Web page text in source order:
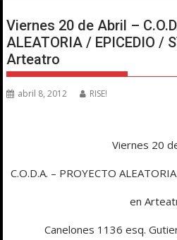
Viernes 20 de Abril –
ALEATORIA / EPICEDIO /
Arteatro
abril 8, 2012 RISE!
Viernes 20
C.O.D.A. – PROYECTO
en
Canelones 1136 esq.